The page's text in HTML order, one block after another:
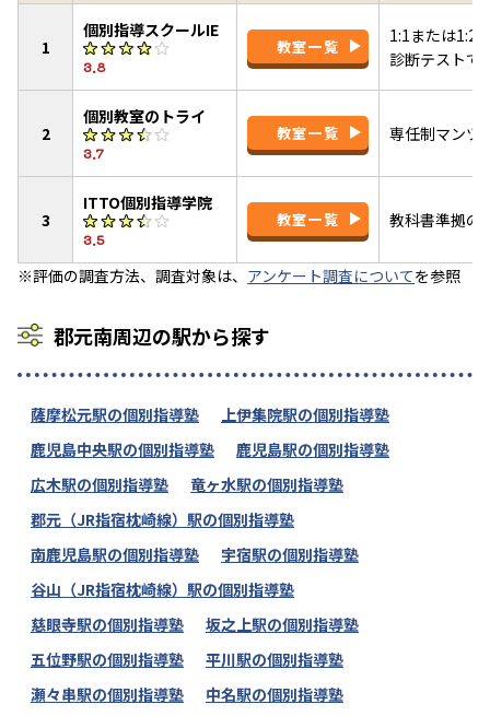
1
個別指導スクールIE
3.8
教室一覧
1:1または1:2
診断テストで
2
個別教室のトライ
3.7
教室一覧 専任制マンツ
3
ITTO個別指導学院
3.5
教室一覧 教科書準拠の
※評価の調査方法、調査対象は、 アンケート調査についてを参照
郡元南周辺の駅から探す
薩摩松元駅の個別指導塾
上伊集院駅の個別指導塾
鹿児島中央駅の個別指導塾
鹿児島駅の個別指導塾
広木駅の個別指導塾
竜ヶ水駅の個別指導塾
郡元（JR指宿枕崎線）駅の個別指導塾
南鹿児島駅の個別指導塾
宇宿駅の個別指導塾
谷山（JR指宿枕崎線）駅の個別指導塾
慈眼寺駅の個別指導塾
坂之上駅の個別指導塾
五位野駅の個別指導塾
平川駅の個別指導塾
瀬々串駅の個別指導塾
中名駅の個別指導塾